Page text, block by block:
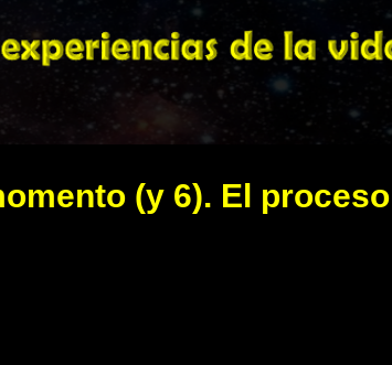
(y 6). El proceso